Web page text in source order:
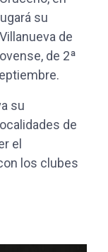
su
de
de 2ª
su
de
el
los clubes